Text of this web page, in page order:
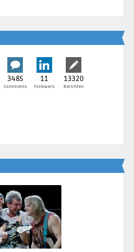
3485
Comments
11
Followers
13320
Berichten